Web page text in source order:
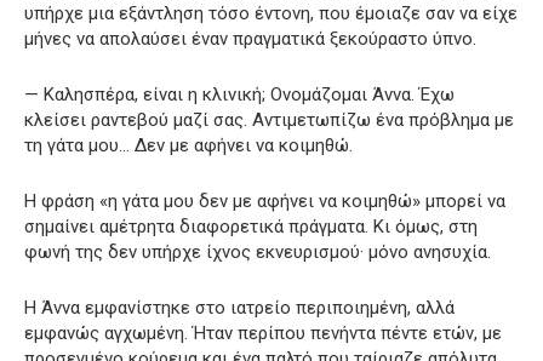
υπήρχε μια εξάντληση τόσο έντονη, που έμοιαζε σαν να είχε
μήνες να απολαύσει έναν πραγματικά ξεκούραστο ύπνο.
— Καλησπέρα, είναι η κλινική; Ονομάζομαι Άννα. Έχω
κλείσει ραντεβού μαζί σας. Αντιμετωπίζω ένα πρόβλημα με
τη γάτα μου… Δεν με αφήνει να κοιμηθώ.
Η φράση «η γάτα μου δεν με αφήνει να κοιμηθώ» μπορεί να
σημαίνει αμέτρητα διαφορετικά πράγματα. Κι όμως, στη
φωνή της δεν υπήρχε ίχνος εκνευρισμού· μόνο ανησυχία.
Η Άννα εμφανίστηκε στο ιατρείο περιποιημένη, αλλά
εμφανώς αγχωμένη. Ήταν περίπου πενήντα πέντε ετών, με